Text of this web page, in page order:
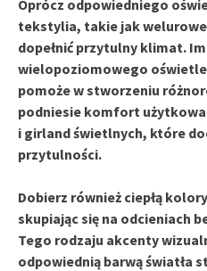
Oprócz odpowiedniego
tekstylia, takie jak
dopełnić przytulny klimat.
wielopoziomowego
pomoże w stworzeniu
podniesie komfort
i girland świetlnych, które
przytulności.
Dobierz również ciepłą
skupiając się na odcieniach
Tego rodzaju akcenty
odpowiednią barwą światła